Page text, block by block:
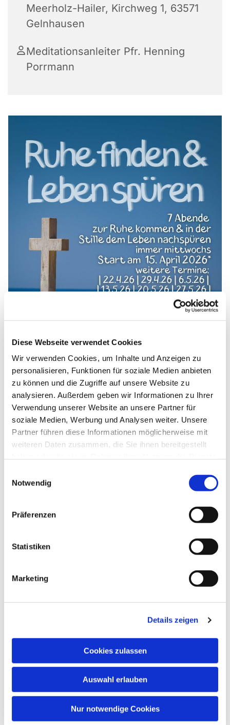
Diese Webseite verwendet Cookies
Wir verwenden Cookies, um Inhalte und Anzeigen zu
personalisieren, Funktionen für soziale Medien anbieten
zu können und die Zugriffe auf unsere Website zu
analysieren. Außerdem geben wir Informationen zu Ihrer
Verwendung unserer Website an unsere Partner für
soziale Medien, Werbung und Analysen weiter. Unsere
Partner führen diese Informationen möglicherweise mit
weiteren Daten zusammen, die Sie ihnen bereitgestellt
Notwendig
Präferenzen
Statistiken
Marketing
Details zeigen
Cookies zulassen
Auswahl erlauben
Nur notwendige Cookies
Meerholz-Hailer, Kirchweg 1, 63571
Gelnhausen
Meditationsanleiter Pfr. Henning
Porrmann
Auch nach Ostern gehen die Abende zum Meditieren
weiter.
Diesmal geht es darum, das Leben zu spüren und zur
Ruhe zu kommen. Das wollen wir einüben und uns
dabei begleiten lassen von den uralten Texten und
Weisheiten der christlichen und jüdischen Traditionen.
Hoffnung Gottes. Dort können wir wenigstens für die
Ein Einstieg ist wie immer jederzeit möglich.
Gemeindezentrum.